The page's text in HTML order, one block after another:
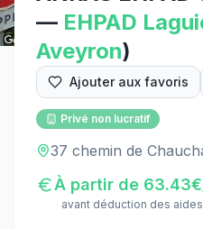
— EHPAD
Aveyron)
Ajouter aux favoris
Privé non lucratif
37 chemin de
À partir de 63.43
avant déduction des aides